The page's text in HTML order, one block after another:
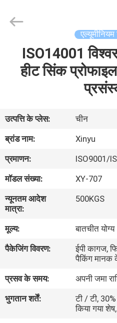
वीआर
दिखाएँ
हमारे
बारे
में
कारखाना
भ्रमण
गुणवत्ता
नियंत्रण
Rights
एल्यूमीनियम
ISO14001
हीट सिंक
उत्पत्ति के प्लेस:
चीन
ब्रांड नाम:
Xinyu
प्रमाणन:
ISO9001/
मॉडल संख्या:
XY-707
न्यूनतम आदेश
मात्रा:
500KGS
मूल्य:
बातचीत योग्य
पैकेजिंग विवरण:
ईपी कागज,
पैकिंग मानक
प्रसव के समय:
अपनी जमा
भुगतान शर्तें:
टी / टी,
किया गया शेष,